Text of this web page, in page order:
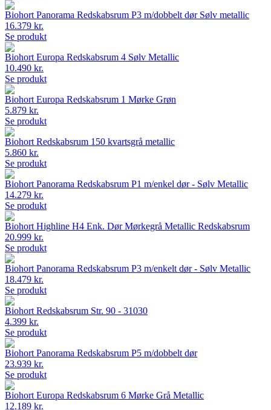
Biohort Panorama Redskabsrum P3 m/dobbelt dør Sølv metallic
16.379 kr.
Se produkt
Biohort Europa Redskabsrum 4 Sølv Metallic
10.490 kr.
Se produkt
Biohort Europa Redskabsrum 1 Mørke Grøn
5.879 kr.
Se produkt
Biohort Redskabsrum 150 kvartsgrå metallic
5.860 kr.
Se produkt
Biohort Panorama Redskabsrum P1 m/enkel dør - Sølv Metallic
14.279 kr.
Se produkt
Biohort Highline H4 Enk. Dør Mørkegrå Metallic Redskabsrum
20.999 kr.
Se produkt
Biohort Panorama Redskabsrum P3 m/enkelt dør - Sølv Metallic
18.479 kr.
Se produkt
Biohort Redskabsrum Str. 90 - 31030
4.399 kr.
Se produkt
Biohort Panorama Redskabsrum P5 m/dobbelt dør
23.939 kr.
Se produkt
Biohort Europa Redskabsrum 6 Mørke Grå Metallic
12.189 kr.